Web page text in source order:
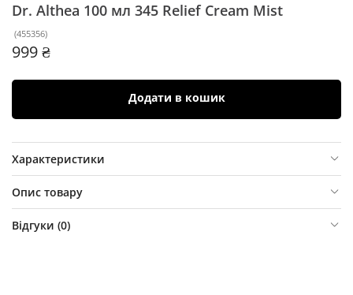
Dr. Althea 100 мл 345 Relief Cream Mist
(455356)
999 ₴
Додати в кошик
Характеристики
Опис товару
Відгуки (0)